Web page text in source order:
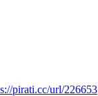
pirati.cc/url/226653